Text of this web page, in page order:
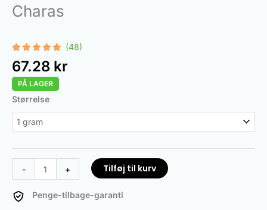
Charas
Bedømt
som4.96
ud af 5
baseret
på
48
kundebedømmelser
(48)
67.28 kr
PÅ LAGER
Størrelse
-
Charas
antal
+ Tilføj til kurv
Penge-tilbage-garanti